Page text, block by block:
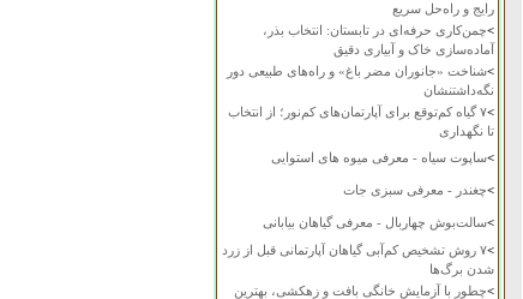
رایج و راه‌حل سریع
>چمن‌کاری حرفه‌ای در تابستان: انتخاب بذر،
آماده‌سازی خاک و آبیاری دقیق
>شناخت «جانوران مضر باغ» و راه‌های طبیعی دور
نگه‌داشتنشان
>
۷ گیاه کم‌توقع برای آپارتمان‌های کم‌نور؛ از انتخاب
تا نگهداری
>ساپوت سیاه - معرفی میوه های استوایی
>چغندر - معرفی سبزی جات
>سالت‌بوش چهاربال - معرفی گیاهان بیابانی
>
۷ روش تشخیص کم‌آبی گیاهان آپارتمانی قبل از زرد
شدن برگ‌ها
>چطور با آزمایش خانگی بافت و زهکشی، بهترین